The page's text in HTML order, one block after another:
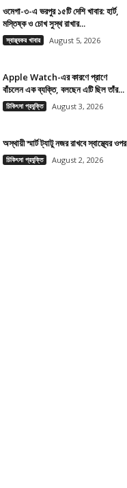
ওমেগা-৩-এ ভরপুর ১৫টি দেশি খাবার: হার্ট,
মস্তিষ্ক ও চোখ সুস্থ রাখার...
স্বাস্থ্যকর খাবার August 5, 2026
Apple Watch-এর কারণে প্রাণে
বাঁচলেন এক ব্যক্তি, বলছেন এটি ছিল তাঁর...
চিকিৎসা প্রযুক্তি August 3, 2026
অস্থায়ী স্মার্ট ট্যাটু নজর রাখবে স্বাস্থ্যের ওপর
চিকিৎসা প্রযুক্তি August 2, 2026